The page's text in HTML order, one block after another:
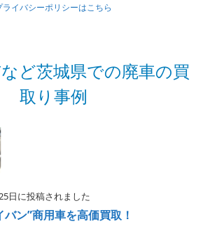
ライバシーポリシーはこちら
ど茨城県での廃車の買
取り事例
日に投稿されました
ン”商用車を高価買取！